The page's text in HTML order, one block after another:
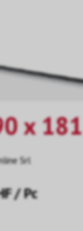
x 181
Srl
/ Pc